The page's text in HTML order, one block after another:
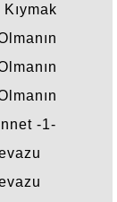
-1-